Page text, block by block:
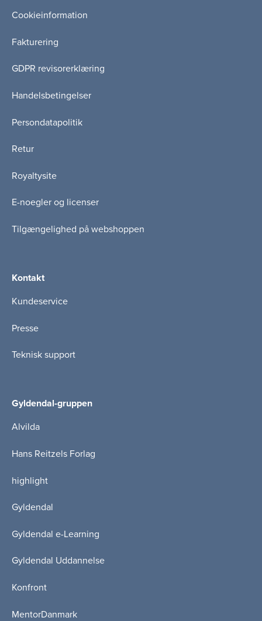
Cookieinformation
Fakturering
GDPR revisorerklæring
Handelsbetingelser
Persondatapolitik
Retur
Royaltysite
E-noegler og licenser
Tilgængelighed på webshoppen
Kontakt
Kundeservice
Presse
Teknisk support
Gyldendal-gruppen
Alvilda
Hans Reitzels Forlag
highlight
Gyldendal
Gyldendal e-Learning
Gyldendal Uddannelse
Konfront
MentorDanmark